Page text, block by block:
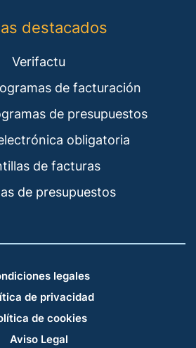
destacados
Verifactu
de facturación
de presupuestos
obligatoria
de facturas
de presupuestos
legales
de privacidad
de cookies
Aviso Legal